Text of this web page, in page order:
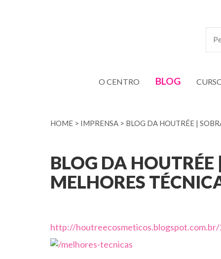
O CENTRO BLOG
HOME > IMPRENSA > BLOG DA HOUTRÉE |
BLOG DA
MELHORES
http://